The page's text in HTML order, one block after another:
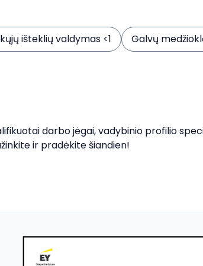
išteklių valdymas <1 Galvų
darbo jėgai, vadybinio profilio
ir pradėkite šiandien!